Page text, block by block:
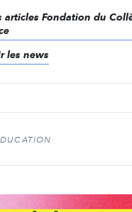
articles Fondation du
les news